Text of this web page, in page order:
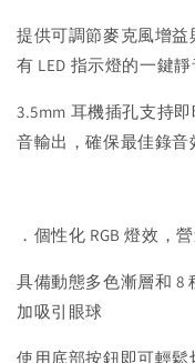
提供可調節麥克風增
有 LED 指示燈的一鍵
3.5mm 耳機插孔支持
音輸出，確保最佳錄音
．個性化 RGB 燈效，
具備動態多色漸層和 8
加吸引眼球
使用底部按鈕即可輕鬆